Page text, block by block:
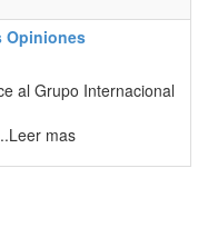
Opiniones
al Grupo Internacional
mas